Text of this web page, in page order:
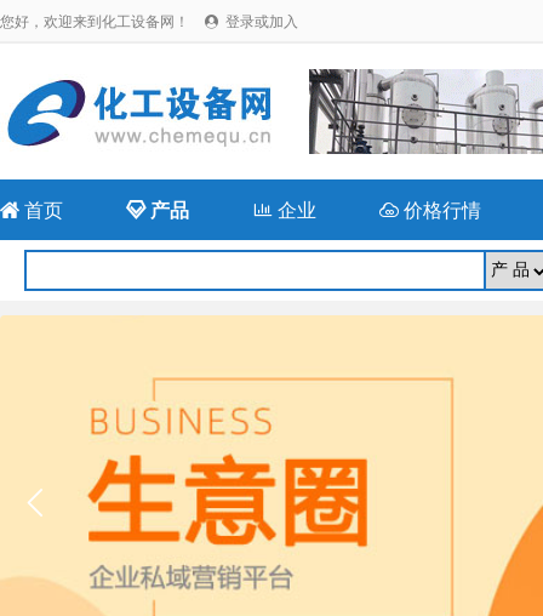
您好，欢迎来到化工设备网！  登录或加入
 首页 产品 企业 价格行情
